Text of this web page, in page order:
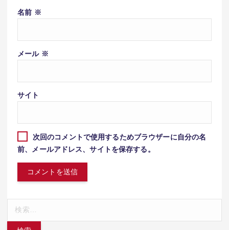
名前 ※
メール ※
サイト
次回のコメントで使用するためブラウザーに自分の名
前、メールアドレス、サイトを保存する。